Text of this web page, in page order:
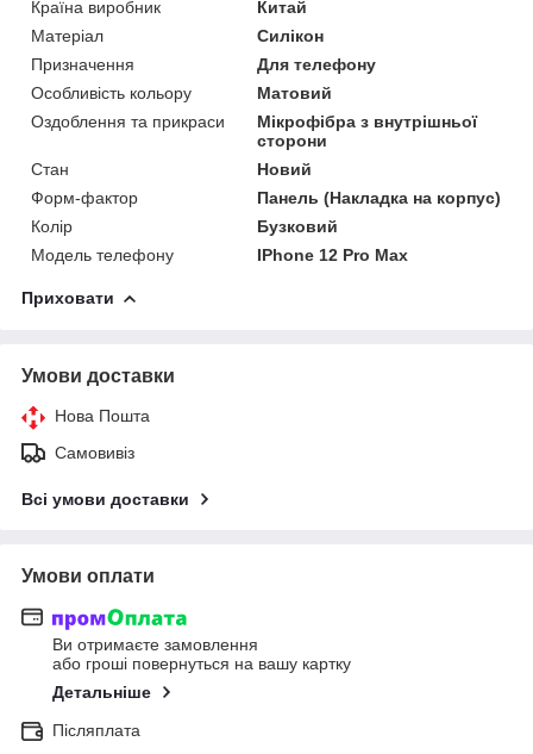
Країна виробник
Китай
Матеріал
Силікон
Призначення
Для телефону
Особливість кольору
Матовий
Оздоблення та прикраси
Мікрофібра з внутрішньої
сторони
Стан
Новий
Форм-фактор
Панель (Накладка на корпус)
Колір
Бузковий
Модель телефону
IPhone 12 Pro Max
Приховати
Умови доставки
Нова Пошта
Самовивіз
Всі умови доставки
Умови оплати
Ви отримаєте замовлення
або гроші повернуться на вашу картку
Детальніше
Післяплата